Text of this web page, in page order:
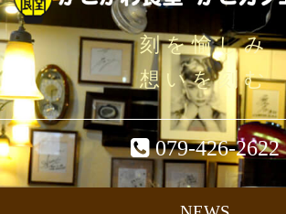
刻を愉しみ
想いを刻む
079-426-2622